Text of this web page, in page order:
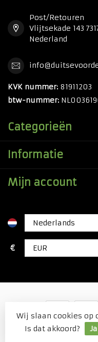
Post/Retouren
Vlijtsekade 143
Nederland
KVK nummer: 81911203
btw-nummer:
Categorieën
Informatie
Mijn account
€
© Copyright
Wij slaan cookies op
Is dat akkoord?
Ja